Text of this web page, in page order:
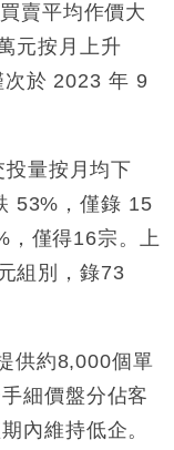
保證金」 43歲女子
周仍升近2%
創逾3年最長跌勢
24%勝預期 貿易順
月單日斥6.28萬億
認部分彈藥庫存緊
億美元押注未上市公
賣平均作價大
元按月上升
次於 2023 年 9
量按月均下
53%，僅錄 15
，僅得16宗。上
組別，錄73
供約8,000個單
細價盤分佔客
內維持低企。